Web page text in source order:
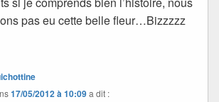
pas eu cette belle fleur…Bizzzzz
17/05/2012 à 10:09a dit :